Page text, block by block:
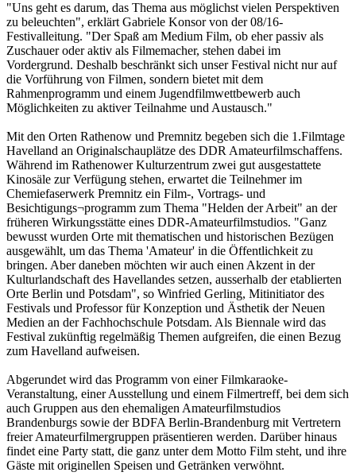
"Uns geht es darum, das Thema aus möglichst vielen Perspektiven
zu beleuchten", erklärt Gabriele Konsor von der 08/16-
Festivalleitung. "Der Spaß am Medium Film, ob eher passiv als
Zuschauer oder aktiv als Filmemacher, stehen dabei im
Vordergrund. Deshalb beschränkt sich unser Festival nicht nur auf
die Vorführung von Filmen, sondern bietet mit dem
Rahmenprogramm und einem Jugendfilmwettbewerb auch
Möglichkeiten zu aktiver Teilnahme und Austausch."
Mit den Orten Rathenow und Premnitz begeben sich die 1.Filmtage
Havelland an Originalschauplätze des DDR Amateurfilmschaffens.
Während im Rathenower Kulturzentrum zwei gut ausgestattete
Kinosäle zur Verfügung stehen, erwartet die Teilnehmer im
Chemiefaserwerk Premnitz ein Film-, Vortrags- und
Besichtigungs¬programm zum Thema "Helden der Arbeit" an der
früheren Wirkungsstätte eines DDR-Amateurfilmstudios. "Ganz
bewusst wurden Orte mit thematischen und historischen Bezügen
ausgewählt, um das Thema 'Amateur' in die Öffentlichkeit zu
bringen. Aber daneben möchten wir auch einen Akzent in der
Kulturlandschaft des Havellandes setzen, ausserhalb der etablierten
Orte Berlin und Potsdam", so Winfried Gerling, Mitinitiator des
Festivals und Professor für Konzeption und Ästhetik der Neuen
Medien an der Fachhochschule Potsdam. Als Biennale wird das
Festival zukünftig regelmäßig Themen aufgreifen, die einen Bezug
zum Havelland aufweisen.
Abgerundet wird das Programm von einer Filmkaraoke-
Veranstaltung, einer Ausstellung und einem Filmertreff, bei dem sich
auch Gruppen aus den ehemaligen Amateurfilmstudios
Brandenburgs sowie der BDFA Berlin-Brandenburg mit Vertretern
freier Amateurfilmergruppen präsentieren werden. Darüber hinaus
findet eine Party statt, die ganz unter dem Motto Film steht, und ihre
Gäste mit originellen Speisen und Getränken verwöhnt.